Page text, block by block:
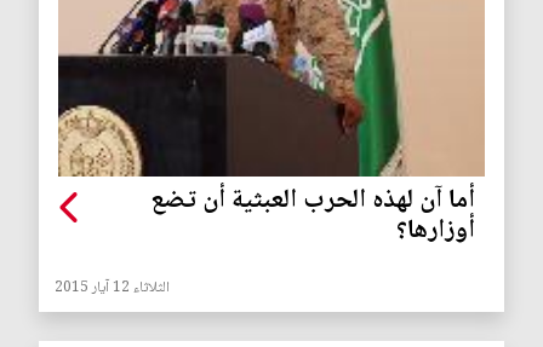
أما آن لهذه الحرب العبثية أن تضع
أوزارها؟
الثلاثاء 12 آيار 2015